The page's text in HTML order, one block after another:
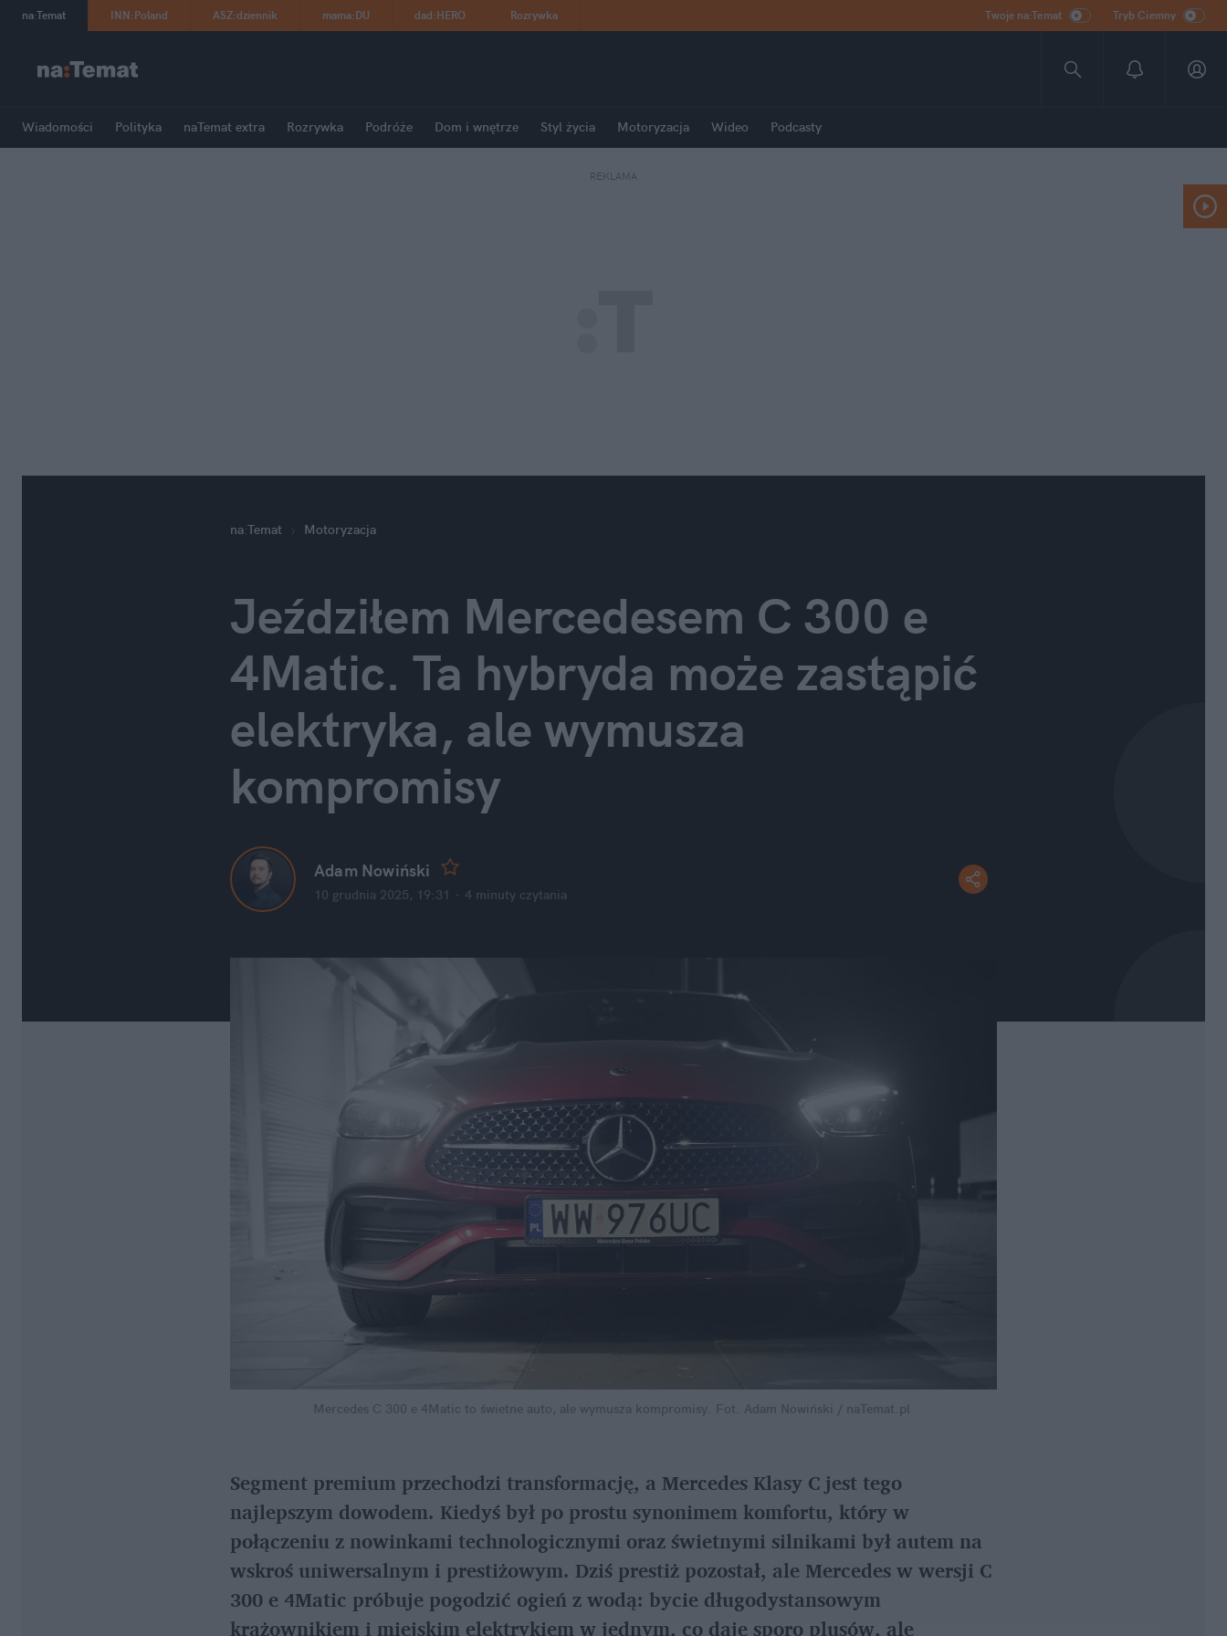
na:Temat INN:Poland ASZ:dziennik mama:DU dad:HERO Rozrywka Twoje na:Temat Tryb Ciemny
Wiadomości Polityka naTemat extra Rozrywka Podróże Dom i wnętrze Styl życia Motoryzacja Wideo Podcasty
REKLAMA
na:Temat Motoryzacja
Jeździłem Mercedesem C 300 e
4Matic. Ta hybryda może zastąpić
elektryka, ale wymusza
kompromisy
Adam Nowiński
10 grudnia 2025, 19:31 · 4 minuty czytania
Mercedes C 300 e 4Matic to świetne auto, ale wymusza kompromisy. Fot. Adam Nowiński / naTemat.pl
Segment premium przechodzi transformację, a Mercedes Klasy C jest tego
najlepszym dowodem. Kiedyś był po prostu synonimem komfortu, który w
połączeniu z nowinkami technologicznymi oraz świetnymi silnikami był autem na
wskroś uniwersalnym i prestiżowym. Dziś prestiż pozostał, ale Mercedes w wersji C
300 e 4Matic próbuje pogodzić ogień z wodą: bycie długodystansowym
krążownikiem i miejskim elektrykiem w jednym, co daje sporo plusów, ale